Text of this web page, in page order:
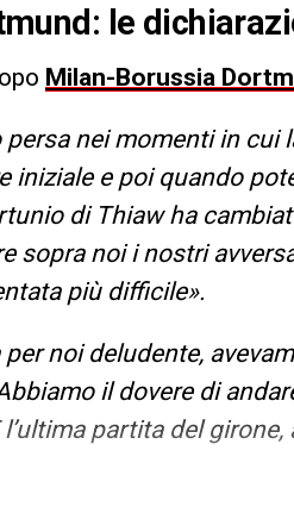
le
Milan-Borussia
persa nei momenti in cui
iniziale e poi quando
di Thiaw ha
sopra noi i nostri
più difficile».
per noi deludente,
il dovere di
partita del